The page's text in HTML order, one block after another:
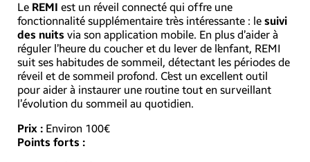
Le REMI est un réveil connecté qui offre une
fonctionnalité supplémentaire très intéressante : le suivi
des nuits via son application mobile. En plus d’aider à
réguler l’heure du coucher et du lever de l’enfant, REMI
suit ses habitudes de sommeil, détectant les périodes de
réveil et de sommeil profond. C’est un excellent outil
pour aider à instaurer une routine tout en surveillant
l’évolution du sommeil au quotidien.
Prix : Environ 100€
Points forts :